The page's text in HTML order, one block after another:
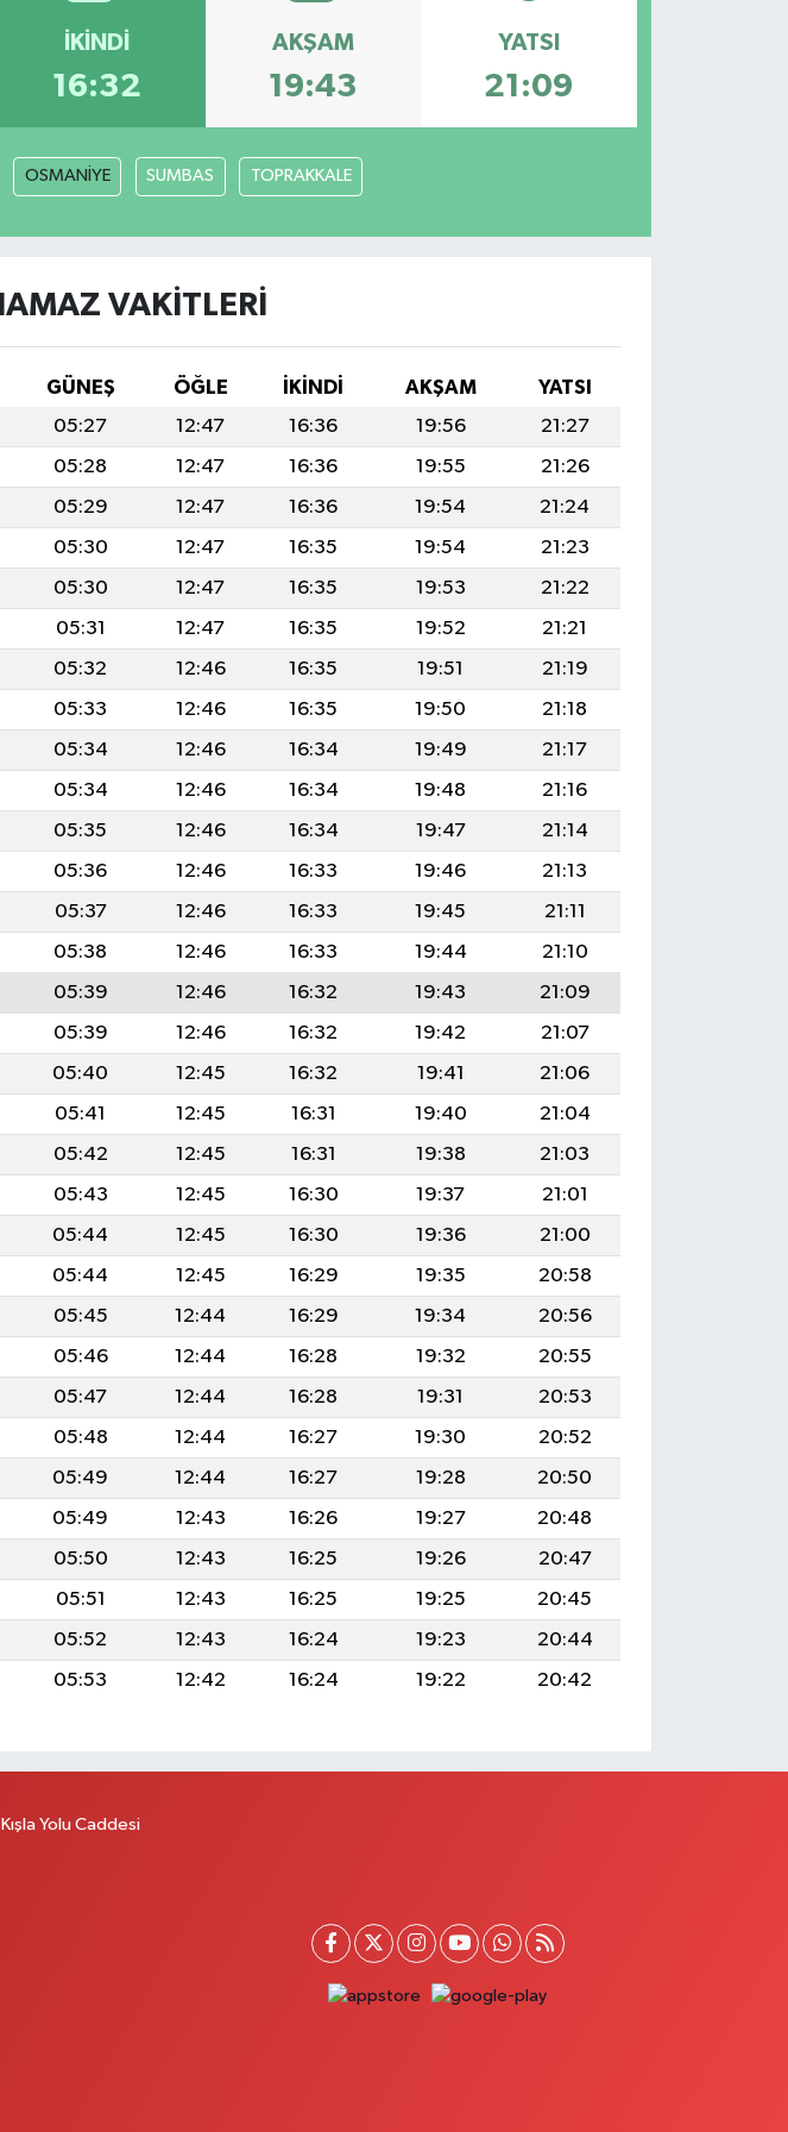
İKINDI
16:32
AKŞAM
19:43
YATSI
21:09
OSMANİYE SUMBAS TOPRAKKALE
VAKITLERI
GÜNEŞ ÖĞLE İKINDI AKŞAM
YATSI
05:27 12:47 16:36 19:56
21:27
05:28 12:47 16:36 19:55
21:26
05:29 12:47 16:36 19:54
21:24
05:30 12:47 16:35 19:54
21:23
05:30 12:47 16:35 19:53
21:22
05:31 12:47 16:35 19:52
21:21
05:32 12:46 16:35 19:51
21:19
05:33 12:46 16:35 19:50
21:18
05:34 12:46 16:34 19:49
21:17
05:34 12:46 16:34 19:48
21:16
05:35 12:46 16:34 19:47
21:14
05:36 12:46 16:33 19:46
21:13
05:37 12:46 16:33 19:45
21:11
05:38 12:46 16:33 19:44
21:10
05:39 12:46 16:32 19:43
21:09
05:39 12:46 16:32 19:42
21:07
05:40 12:45 16:32 19:41
21:06
05:41 12:45 16:31 19:40
21:04
05:42 12:45 16:31 19:38
21:03
05:43 12:45 16:30 19:37
21:01
05:44 12:45 16:30 19:36
21:00
05:44 12:45 16:29 19:35
20:58
05:45 12:44 16:29 19:34
20:56
05:46 12:44 16:28 19:32
20:55
05:47 12:44 16:28 19:31
20:53
05:48 12:44 16:27 19:30
20:52
05:49 12:44 16:27 19:28
20:50
05:49 12:43 16:26 19:27
20:48
05:50 12:43 16:25 19:26
20:47
05:51 12:43 16:25 19:25
20:45
05:52 12:43 16:24 19:23
20:44
05:53 12:42 16:24 19:22 20:42
Yolu Caddesi